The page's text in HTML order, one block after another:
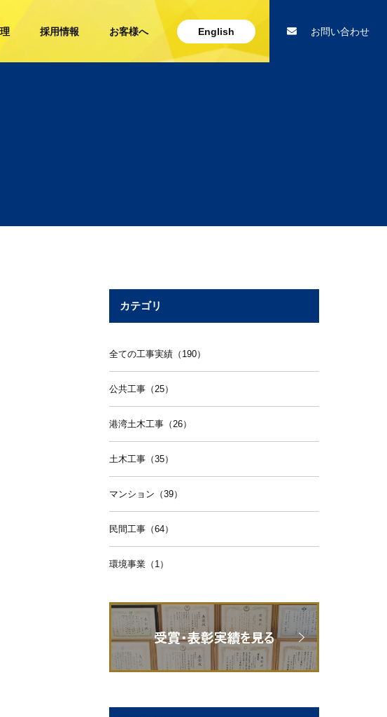
採用情報 お客様へ English お問い合わせ
カテゴリ
全ての工事実績（190）
公共工事（25）
港湾土木工事（26）
土木工事（35）
マンション（39）
民間工事（64）
環境事業（1）